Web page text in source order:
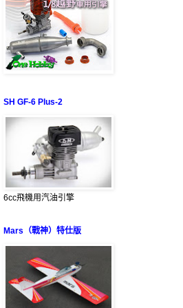
SH GF-6 Plus-2
6cc飛機用汽油引擎
Mars（戰神）特仕版